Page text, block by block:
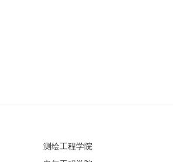
测绘工程学院